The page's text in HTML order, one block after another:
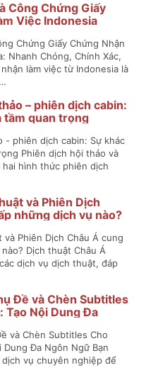
Công Chứng Giấy
Việc Indonesia
Chứng Giấy Chứng Nhận
Nhanh Chóng, Chính Xác,
làm việc từ Indonesia là
– phiên dịch cabin:
tầm quan trọng
- phiên dịch cabin: Sự khác
Phiên dịch hội thảo và
hai hình thức phiên dịch
và Phiên Dịch
những dịch vụ nào?
và Phiên Dịch Châu Á cung
Dịch thuật Châu Á
dịch vụ dịch thuật, đáp
Đề và Chèn Subtitles
Tạo Nội Dung Đa
và Chèn Subtitles Cho
Dung Đa Ngôn Ngữ Bạn
vụ chuyên nghiệp để